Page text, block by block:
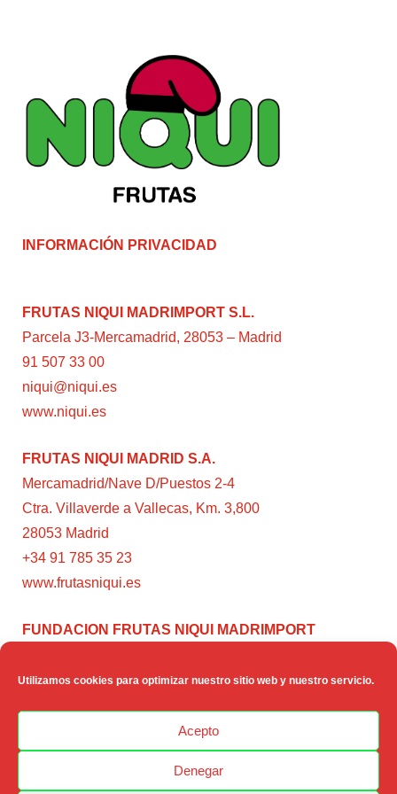
Utilizamos cookies para optimizar nuestro sitio web y nuestro servicio.
Acepto
Denegar
INFORMACIÓN PRIVACIDAD
FRUTAS NIQUI MADRIMPORT S.L.
Parcela J3-Mercamadrid, 28053 – Madrid
91 507 33 00
niqui@niqui.es
www.niqui.es
FRUTAS NIQUI MADRID S.A.
Mercamadrid/Nave D/Puestos 2-4
Ctra. Villaverde a Vallecas, Km. 3,800
28053 Madrid
+34 91 785 35 23
www.frutasniqui.es
FUNDACION FRUTAS NIQUI MADRIMPORT
28224 – Pozuelo de Alarcón (Madrid)